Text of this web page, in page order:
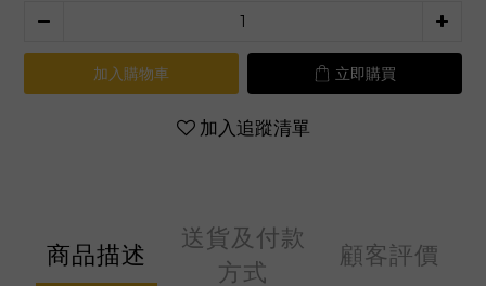
加入購物車 立即購買
加入追蹤清單
商品描述
送貨及付款
方式
顧客評價